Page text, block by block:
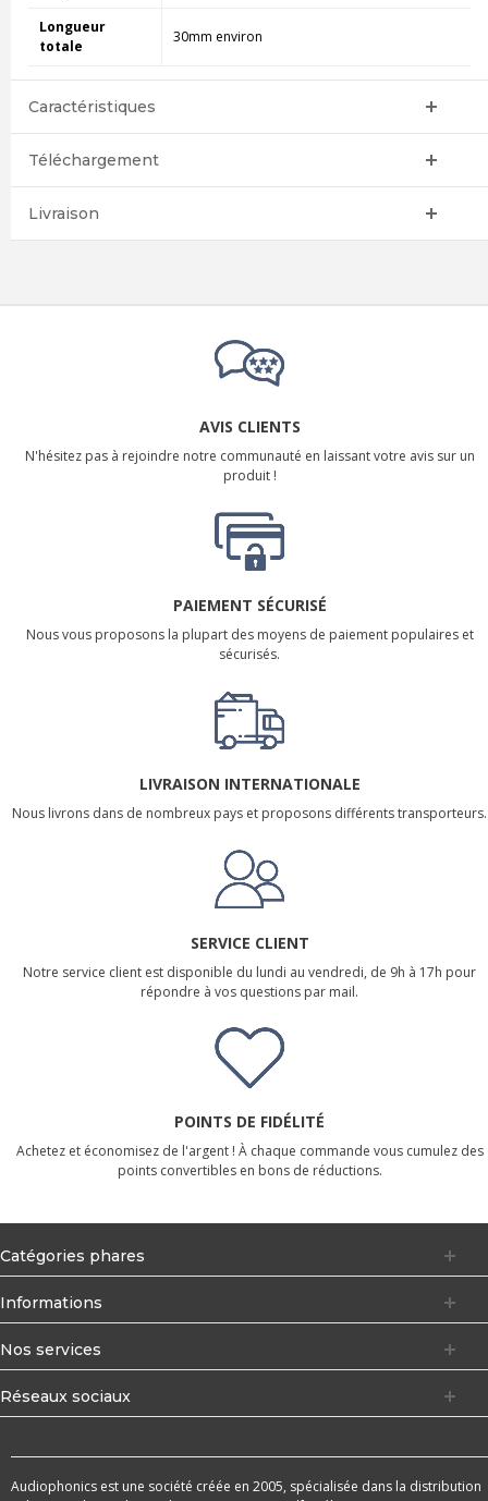
Longueur
totale
30mm environ
Caractéristiques
Téléchargement
Livraison
AVIS CLIENTS
N'hésitez pas à rejoindre notre communauté en laissant votre avis sur un
produit !
PAIEMENT SÉCURISÉ
Nous vous proposons la plupart des moyens de paiement populaires et
sécurisés.
LIVRAISON INTERNATIONALE
Nous livrons dans de nombreux pays et proposons différents transporteurs.
SERVICE CLIENT
Notre service client est disponible du lundi au vendredi, de 9h à 17h pour
répondre à vos questions par mail.
POINTS DE FIDÉLITÉ
Achetez et économisez de l'argent ! À chaque commande vous cumulez des
points convertibles en bons de réductions.
Catégories phares
Informations
Nos services
Réseaux sociaux
Audiophonics est une société créée en 2005, spécialisée dans la distribution